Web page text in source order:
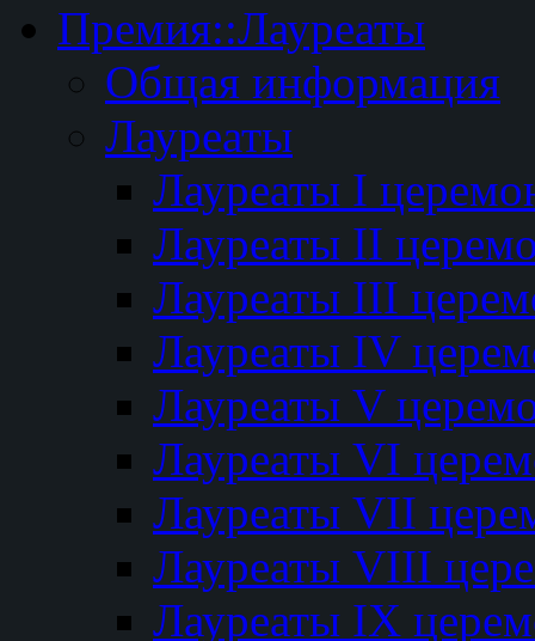
Премия::Лауреаты
Общая информация
Лауреаты
Лауреаты I
Лауреаты II
Лауреаты III
Лауреаты IV
Лауреаты V
Лауреаты VI
Лауреаты VII
Лауреаты VIII
Лауреаты IX